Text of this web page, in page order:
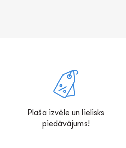
Plaša izvēle un lielisks
piedāvājums!